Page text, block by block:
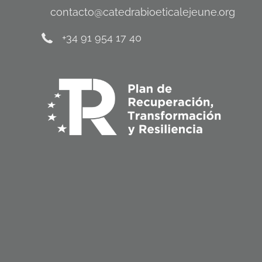
contacto@catedrabioeticalejeune.org
+34 91 954 17 40